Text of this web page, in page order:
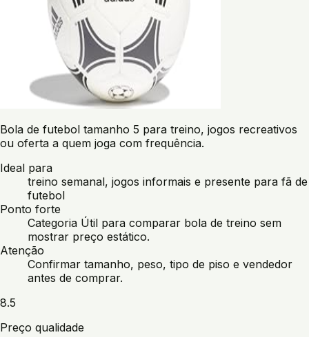
Bola de futebol tamanho 5 para treino, jogos recreativos
ou oferta a quem joga com frequência.
Ideal para
treino semanal, jogos informais e presente para fã de
futebol
Ponto forte
Categoria Útil para comparar bola de treino sem
mostrar preço estático.
Atenção
Confirmar tamanho, peso, tipo de piso e vendedor
antes de comprar.
8.5
Preço qualidade